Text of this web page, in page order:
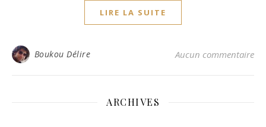
LIRE LA SUITE
Boukou Délire Aucun commentaire
ARCHIVES